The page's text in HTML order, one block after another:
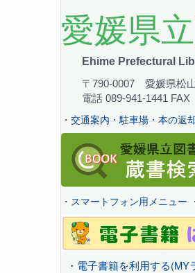
愛媛県
Ehime Prefectural
〒790-0007 愛媛県松
電話 089-941-1441
・ 交通案内・駐車場・本の返
・ スマートフォン用メニュー
・ 電子書籍を利用する(MY